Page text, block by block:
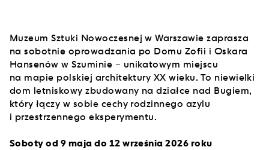
Muzeum Sztuki Nowoczesnej w Warszawie zaprasza
na sobotnie oprowadzania po Domu Zofii i Oskara
Hansenów w Szuminie – unikatowym miejscu
na mapie polskiej architektury XX wieku. To niewielki
dom letniskowy zbudowany na działce nad Bugiem,
który łączy w sobie cechy rodzinnego azylu
i przestrzennego eksperymentu.
Soboty od 9 maja do 12 września 2026 roku